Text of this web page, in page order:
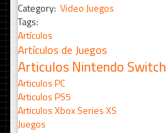
Category: Video Juegos
Tags:
Artículos
Artículos de Juegos
Articulos Nintendo Switch
Articulos PC
Articulos PS5
Articulos Xbox Series XS
Juegos